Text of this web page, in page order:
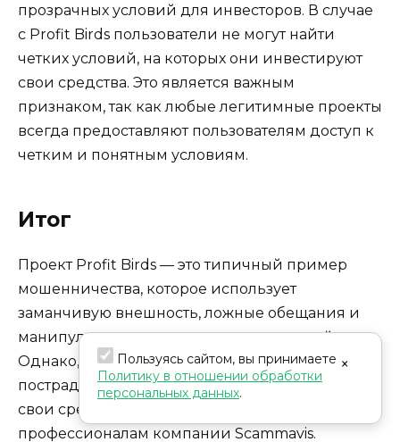
прозрачных условий для инвесторов. В случае
с Profit Birds пользователи не могут найти
четких условий, на которых они инвестируют
свои средства. Это является важным
признаком, так как любые легитимные проекты
всегда предоставляют пользователям доступ к
четким и понятным условиям.
Итог
Проект Profit Birds — это типичный пример
мошенничества, которое использует
заманчивую внешность, ложные обещания и
манипуляции с деньгами пользователей.
Однако, несмотря на все сложности,
пострадавшие от этого проекта могут вернуть
свои средства, если обратятся за помощью к
профессионалам компании Scammavis.
×
Пользуясь сайтом, вы принимаете
Политику в отношении обработки
персональных данных.